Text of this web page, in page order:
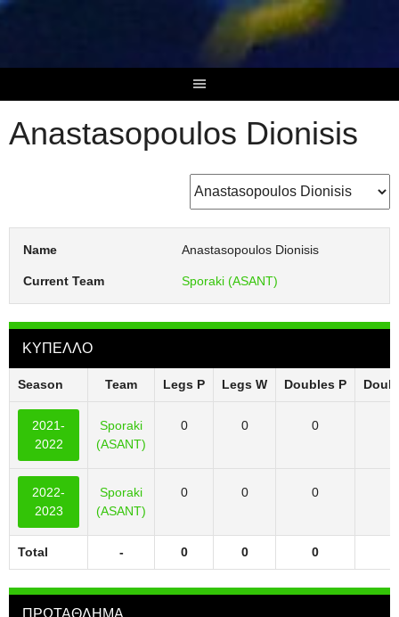
Skip
Anastasopoulos Dionisis
Name Anastasopoulos Dionisis
Current Team Sporaki (ASANT)
ΚΥΠΕΛΛΟ
Season Team Legs P Legs W Doubles P
2021-
2022
Sporaki
(ASANT)
0 0 0
2022-
2023
Sporaki
(ASANT)
0 0 0
Total - 0 0 0
ΠΡΩΤΑΘΛΗΜΑ